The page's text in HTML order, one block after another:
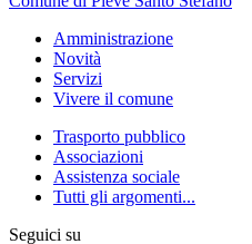
Amministrazione
Novità
Servizi
Vivere il comune
Trasporto pubblico
Associazioni
Assistenza sociale
Tutti gli argomenti...
Seguici su